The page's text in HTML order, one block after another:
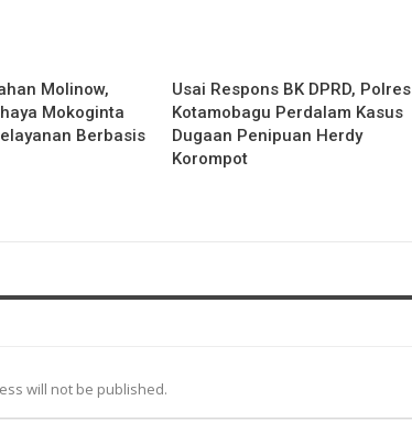
Molinow,
Mokoginta
Berbasis
Usai Respons BK DPRD, Polres
Kotamobagu Perdalam Kasus
Dugaan Penipuan Herdy
Korompot
will not be published.